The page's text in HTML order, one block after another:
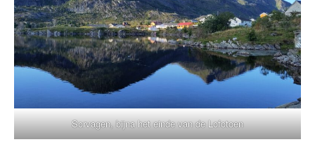
Sorvagen, bijna het einde van de Lofotoen